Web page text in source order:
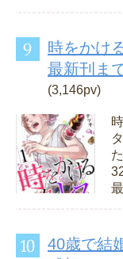
時をかけ
最新刊ま
(3,146pv)
40歳で結